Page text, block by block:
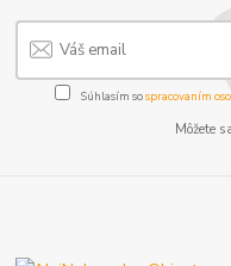
Súhlasím sospracovaním
Môžete